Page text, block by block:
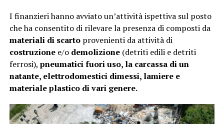
I finanzieri hanno avviato un’attività ispettiva sul posto
che ha consentito di rilevare la presenza di composti da
materiali di scartoprovenienti da attività di
costruzionee/o demolizione(detriti edili e detriti
ferrosi), pneumatici fuori uso, la carcassa di un
natante, elettrodomestici dimessi, lamiere e
materiale plastico di vari genere.